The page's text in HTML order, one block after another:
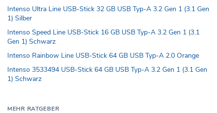
Intenso Ultra Line USB-Stick 32 GB USB Typ-A 3.2 Gen 1 (3.1 Gen
1) Silber
Intenso Speed Line USB-Stick 16 GB USB Typ-A 3.2 Gen 1 (3.1
Gen 1) Schwarz
Intenso Rainbow Line USB-Stick 64 GB USB Typ-A 2.0 Orange
Intenso 3533494 USB-Stick 64 GB USB Typ-A 3.2 Gen 1 (3.1 Gen
1) Schwarz
MEHR RATGEBER